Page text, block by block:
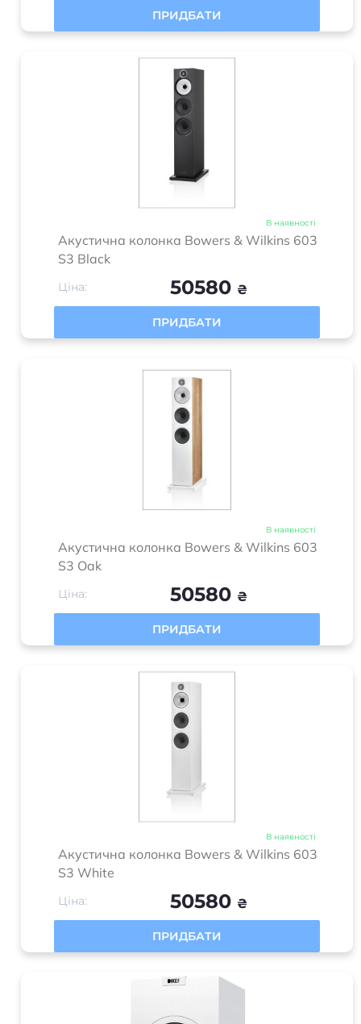
ПРИДБАТИ
В наявності
Акустична колонка Bowers & Wilkins 603
S3 Black
Ціна: 50580 ₴
ПРИДБАТИ
В наявності
Акустична колонка Bowers & Wilkins 603
S3 Oak
Ціна: 50580 ₴
ПРИДБАТИ
В наявності
Акустична колонка Bowers & Wilkins 603
S3 White
Ціна: 50580 ₴
ПРИДБАТИ